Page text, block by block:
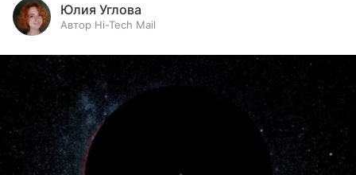
Юлия Углова
Автор Hi-Tech Mail